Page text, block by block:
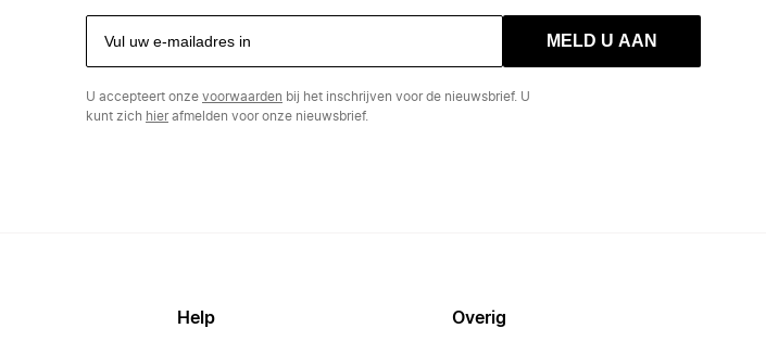
MELD U AAN
U accepteert onze voorwaarden bij het inschrijven voor de nieuwsbrief. U
kunt zich hierafmelden voor onze nieuwsbrief.
Help Overig